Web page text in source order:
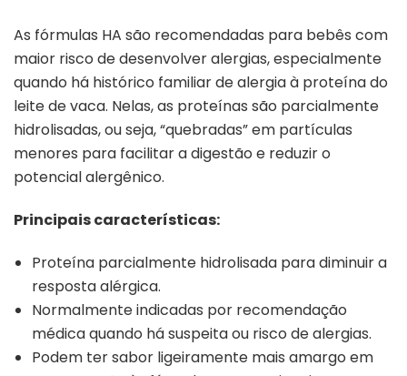
As fórmulas HA são recomendadas para bebês com
maior risco de desenvolver alergias, especialmente
quando há histórico familiar de alergia à proteína do
leite de vaca. Nelas, as proteínas são parcialmente
hidrolisadas, ou seja, “quebradas” em partículas
menores para facilitar a digestão e reduzir o
potencial alergênico.
Principais características:
Proteína parcialmente hidrolisada para diminuir a
resposta alérgica.
Normalmente indicadas por recomendação
médica quando há suspeita ou risco de alergias.
Podem ter sabor ligeiramente mais amargo em